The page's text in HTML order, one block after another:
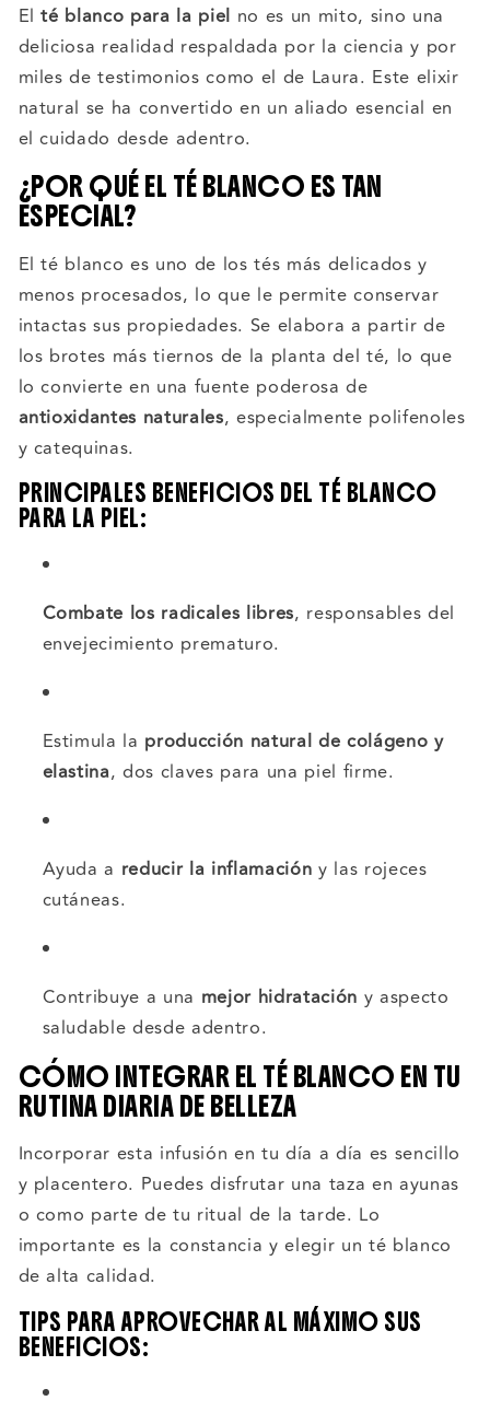
Elté blanco para la piel no es un mito, sino una
deliciosa realidad respaldada por la ciencia y por
miles de testimonios como el de Laura. Este elixir
natural se ha convertido en un aliado esencial en
el cuidado desde adentro.
¿POR QUÉ EL TÉ BLANCO ES TAN
ESPECIAL?
El té blanco es uno de los tés más delicados y
menos procesados, lo que le permite conservar
intactas sus propiedades. Se elabora a partir de
los brotes más tiernos de la planta del té, lo que
lo convierte en una fuente poderosa de
antioxidantes naturales, especialmente polifenoles
y catequinas.
PRINCIPALES BENEFICIOS DEL TÉ BLANCO
PARA LA PIEL:
Combate los radicales libres, responsables del
envejecimiento prematuro.
Estimula la producción natural de colágeno y
elastina, dos claves para una piel firme.
Ayuda a reducir la inflamación y las rojeces
cutáneas.
Contribuye a una mejor hidratación y aspecto
saludable desde adentro.
CÓMO INTEGRAR EL TÉ BLANCO EN TU
RUTINA DIARIA DE BELLEZA
Incorporar esta infusión en tu día a día es sencillo
y placentero. Puedes disfrutar una taza en ayunas
o como parte de tu ritual de la tarde. Lo
importante es la constancia y elegir un té blanco
de alta calidad.
TIPS PARA APROVECHAR AL MÁXIMO SUS
BENEFICIOS: